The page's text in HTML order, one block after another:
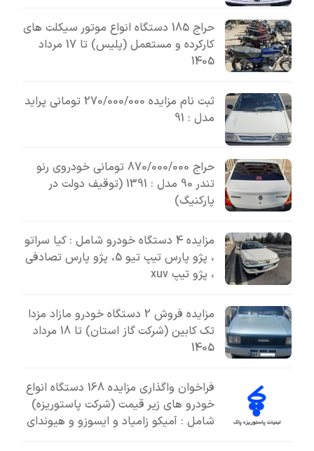
حراج 185 دستگاه انواع موتور سیکلت های
کارکرده و مستعمل (پلیس) تا 17 مرداد
1405
ثبت نام مزایده 270/000/000 تومانی پراید
مدل : 91
حراج 870/000/000 تومانی خودروی رنو
تندر 90 مدل : 1391 (توقیف دولت در
پارکنیگ)
مزایده 4 دستگاه خودرو شامل : کیا سراتو
، پژو پارس تیپ تیو 5، پژو پارس تصادفی
، پژو تیپ xuv
مزایده فروش 2 دستگاه خودرو مازاد مزدا
تک کابین (شرکت گاز استان) تا 18 مرداد
1405
فراخوان واگذاری مزایده 168 دستگاه انواع
خودرو های زیر قیمت (شرکت پاستوریزه)
شامل : آمیکو زامیاد و ایسوزو و هیوندای